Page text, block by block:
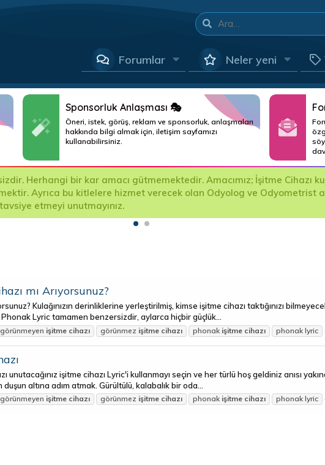
Forumlar Neler yeni
Sponsorluk Anlaşması 🎭
Öneri, istek, görüş, reklam ve sponsorluk, anlaşmaları
hakkında bilgi almak için, iletişim sayfamızı
kullanabilirsiniz.
Herhangi bir kar amacı gütmemektedir. Amacımız; İşitme Cihazı
Ayrıca bu kitlelere hizmet verecek olan Odyolog ve
etmeyi unutmayınız.
mı Arıyorsunuz?
Kulağınızın derinliklerine yerleştirilmiş, kimse işitme cihazı taktığınızı
Lyric tamamen benzersizdir, aylarca hiçbir güçlük...
görünmeyen işitme cihazı görünmez işitme cihazı phonak işitme cihazı phonak lyric
unutacağınız işitme cihazı Lyric'i kullanmayı seçin ve her türlü hoş geldiniz anısı
altına adım atmak. Gürültülü, kalabalık bir oda...
görünmeyen işitme cihazı görünmez işitme cihazı phonak işitme cihazı phonak lyric